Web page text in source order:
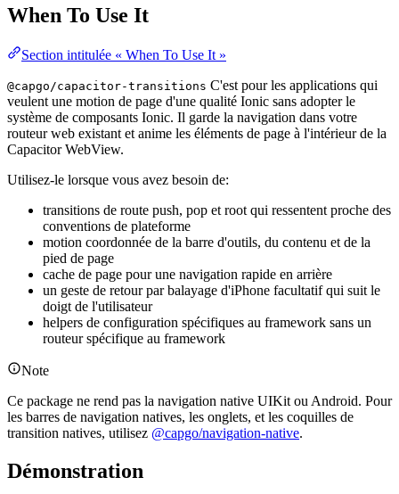
When To Use It
Section intitulée « When To Use It »
@capgo/capacitor-transitions C'est pour les applications qui
veulent une motion de page d'une qualité Ionic sans adopter le
système de composants Ionic. Il garde la navigation dans votre
routeur web existant et anime les éléments de page à l'intérieur de la
Capacitor WebView.
Utilisez-le lorsque vous avez besoin de:
transitions de route push, pop et root qui ressentent proche des
conventions de plateforme
motion coordonnée de la barre d'outils, du contenu et de la
pied de page
cache de page pour une navigation rapide en arrière
un geste de retour par balayage d'iPhone facultatif qui suit le
doigt de l'utilisateur
helpers de configuration spécifiques au framework sans un
routeur spécifique au framework
Note
Ce package ne rend pas la navigation native UIKit ou Android. Pour
les barres de navigation natives, les onglets, et les coquilles de
transition natives, utilisez @capgo/navigation-native.
Démonstration